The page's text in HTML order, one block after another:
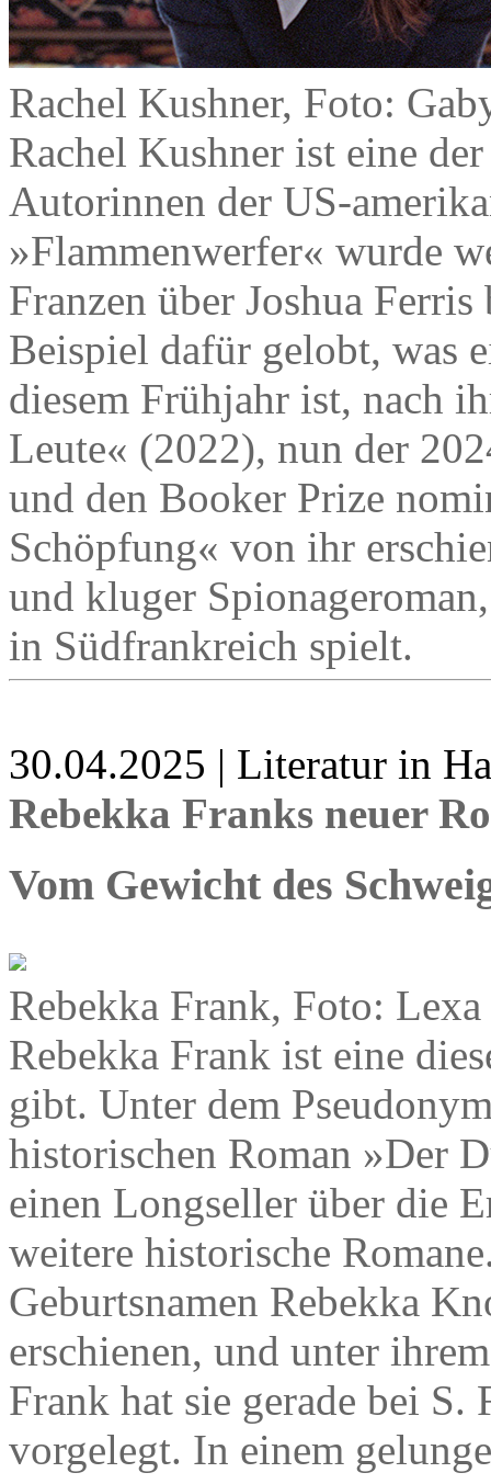
Rachel Kushner, Foto:
Rachel Kushner ist eine
Autorinnen der US-
»Flammenwerfer« wurde
Franzen über Joshua
Beispiel dafür gelobt, was
diesem Frühjahr ist, nach
Leute« (2022), nun der
und den Booker Prize
Schöpfung« von ihr
und kluger
in Südfrankreich spielt.
30.04.2025 | Literatur in
Rebekka Franks neuer
Vom Gewicht des
Rebekka Frank, Foto: Lexa
Rebekka Frank ist eine
gibt. Unter dem
historischen Roman »Der
einen Longseller über die
weitere historische
Geburtsnamen Rebekka
erschienen, und unter
Frank hat sie gerade bei
vorgelegt. In einem